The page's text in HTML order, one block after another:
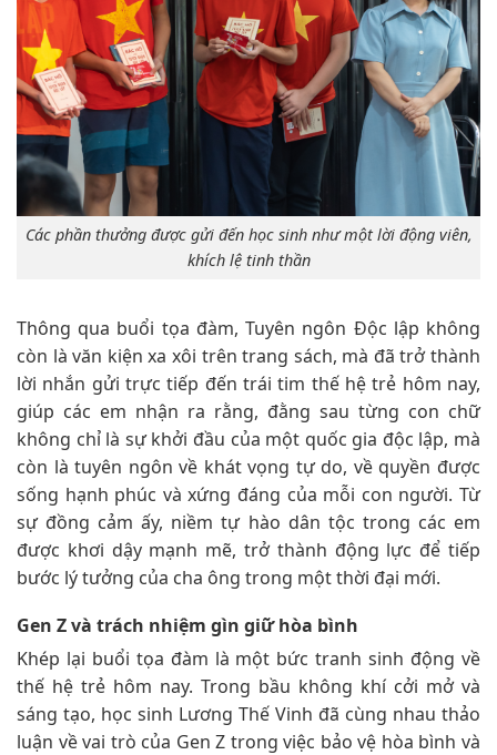
Các phần thưởng được gửi đến học sinh như một lời động viên,
khích lệ tinh thần
Thông qua buổi tọa đàm, Tuyên ngôn Độc lập không
còn là văn kiện xa xôi trên trang sách, mà đã trở thành
lời nhắn gửi trực tiếp đến trái tim thế hệ trẻ hôm nay,
giúp các em nhận ra rằng, đằng sau từng con chữ
không chỉ là sự khởi đầu của một quốc gia độc lập, mà
còn là tuyên ngôn về khát vọng tự do, về quyền được
sống hạnh phúc và xứng đáng của mỗi con người. Từ
sự đồng cảm ấy, niềm tự hào dân tộc trong các em
được khơi dậy mạnh mẽ, trở thành động lực để tiếp
bước lý tưởng của cha ông trong một thời đại mới.
Gen Z và trách nhiệm gìn giữ hòa bình
Khép lại buổi tọa đàm là một bức tranh sinh động về
thế hệ trẻ hôm nay. Trong bầu không khí cởi mở và
sáng tạo, học sinh Lương Thế Vinh đã cùng nhau thảo
luận về vai trò của Gen Z trong việc bảo vệ hòa bình và